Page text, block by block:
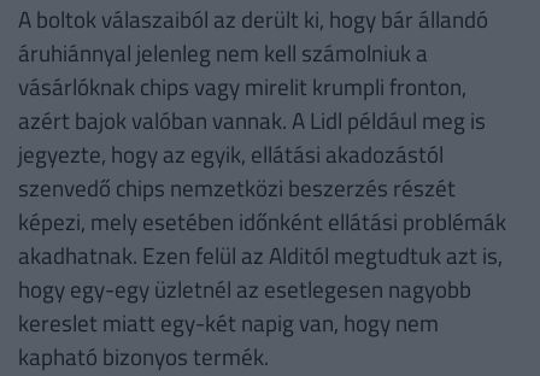
A boltok válaszaiból az derült ki, hogy bár állandó
áruhiánnyal jelenleg nem kell számolniuk a
vásárlóknak chips vagy mirelit krumpli fronton,
azért bajok valóban vannak. A Lidl például meg is
jegyezte, hogy az egyik, ellátási akadozástól
szenvedő chips nemzetközi beszerzés részét
képezi, mely esetében időnként ellátási problémák
akadhatnak. Ezen felül az Alditól megtudtuk azt is,
hogy egy-egy üzletnél az esetlegesen nagyobb
kereslet miatt egy-két napig van, hogy nem
kapható bizonyos termék.